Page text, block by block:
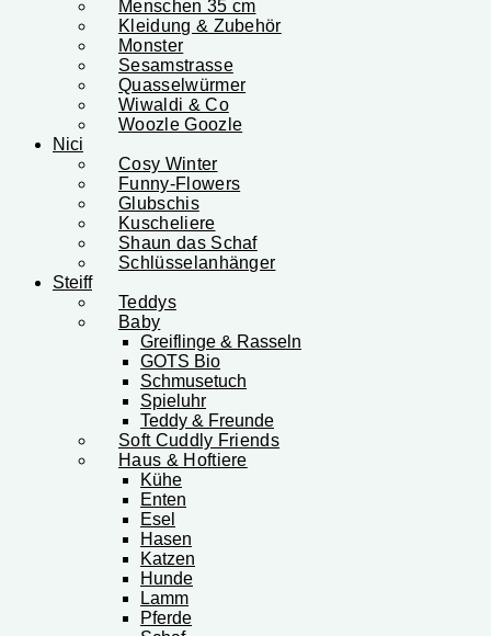
Menschen 35 cm
Kleidung & Zubehör
Monster
Sesamstrasse
Quasselwürmer
Wiwaldi & Co
Woozle Goozle
Nici
Cosy Winter
Funny-Flowers
Glubschis
Kuscheliere
Shaun das Schaf
Schlüsselanhänger
Steiff
Teddys
Baby
Greiflinge & Rasseln
GOTS Bio
Schmusetuch
Spieluhr
Teddy & Freunde
Soft Cuddly Friends
Haus & Hoftiere
Kühe
Enten
Esel
Hasen
Katzen
Hunde
Lamm
Pferde